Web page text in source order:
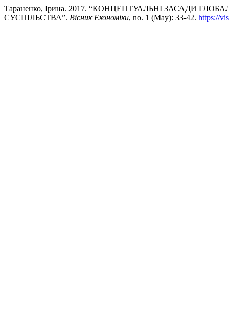
Тараненко, Ірина. 2017. “КОНЦЕПТУАЛЬНІ ЗАСАДИ
СУСПІЛЬСТВА”. Вісник Економіки, no. 1 (May): 33-42. https://